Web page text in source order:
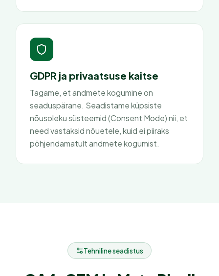
GDPR ja privaatsuse kaitse
Tagame, et andmete kogumine on
seaduspärane. Seadistame küpsiste
nõusoleku süsteemid (Consent Mode) nii, et
need vastaksid nõuetele, kuid ei piiraks
põhjendamatult andmete kogumist.
Tehniline seadistus